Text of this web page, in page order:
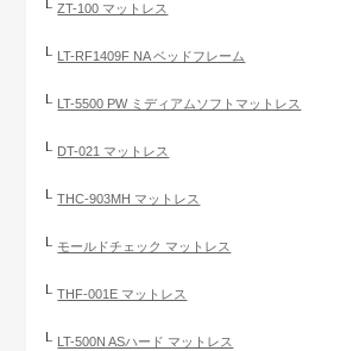
ZT-100 マットレス
LT-RF1409F NA ベッドフレーム
LT-5500 PW ミディアムソフトマットレス
DT-021 マットレス
THC-903MH マットレス
モールドチェック マットレス
THF-001E マットレス
LT-500N ASハード マットレス